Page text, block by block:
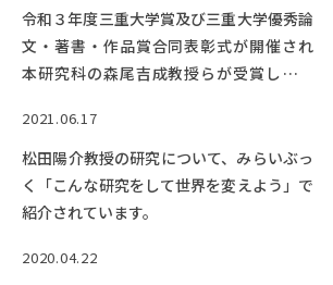
令和３年度三重大学賞及び三重大学優秀論
文・著書・作品賞合同表彰式が開催され
本研究科の森尾吉成教授らが受賞しまし
2021.06.17
松田陽介教授の研究について、みらいぶっ
く「こんな研究をして世界を変えよう」で
紹介されています。
2020.04.22